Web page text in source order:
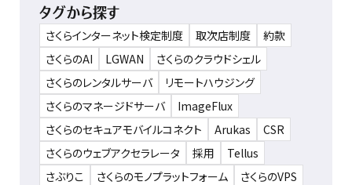
タグから探す
さくらインターネット検定制度 取次店制度
約款
さくらのAI
LGWAN
さくらのクラウドシェル
さくらのレンタルサーバ
リモートハウジング
さくらのマネージドサーバ
ImageFlux
さくらのセキュアモバイルコネクト
Arukas
CSR
さくらのウェブアクセラレータ
採用
Tellus
さぶりこ
さくらのモノプラットフォーム
さくらのVPS